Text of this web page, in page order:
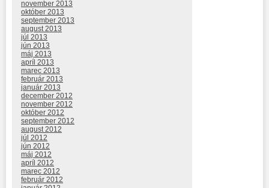
november 2013
október 2013
september 2013
august 2013
júl 2013
jún 2013
máj 2013
apríl 2013
marec 2013
február 2013
január 2013
december 2012
november 2012
október 2012
september 2012
august 2012
júl 2012
jún 2012
máj 2012
apríl 2012
marec 2012
február 2012